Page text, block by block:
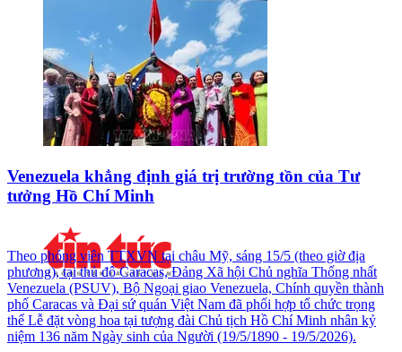
Venezuela khẳng định giá trị trường tồn của Tư
tưởng Hồ Chí Minh
Theo phóng viên TTXVN tại châu Mỹ, sáng 15/5 (theo giờ địa
phương), tại thủ đô Caracas, Đảng Xã hội Chủ nghĩa Thống nhất
Venezuela (PSUV), Bộ Ngoại giao Venezuela, Chính quyền thành
phố Caracas và Đại sứ quán Việt Nam đã phối hợp tổ chức trọng
thể Lễ đặt vòng hoa tại tượng đài Chủ tịch Hồ Chí Minh nhân kỷ
niệm 136 năm Ngày sinh của Người (19/5/1890 - 19/5/2026).